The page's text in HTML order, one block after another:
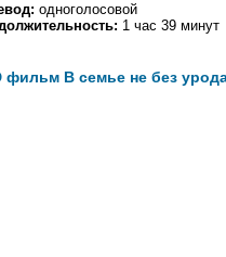
одноголосовой
1 час 39 минут
фильм В семье не без